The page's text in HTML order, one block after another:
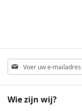
Abonneer
u
op
nieuwsbrief
Wie zijn wij?